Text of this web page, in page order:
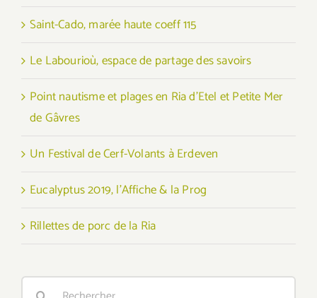
Saint-Cado, marée haute coeff 115
Le Labourioù, espace de partage des savoirs
Point nautisme et plages en Ria d’Etel et Petite Mer
de Gâvres
Un Festival de Cerf-Volants à Erdeven
Eucalyptus 2019, l’Affiche & la Prog
Rillettes de porc de la Ria
Rechercher: